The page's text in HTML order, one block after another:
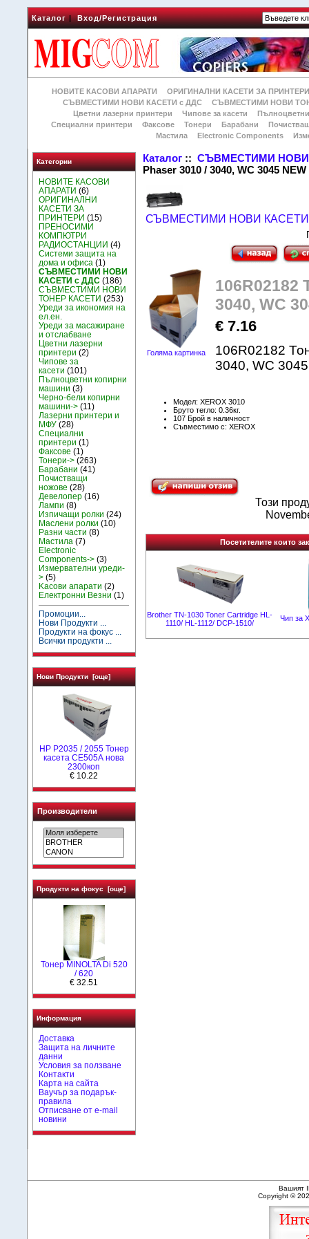
Каталог|Вход/Регистрация
НОВИТЕ КАСОВИ АПАРАТИ
ОРИГИНАЛНИ КАСЕТИ ЗА
СЪВМЕСТИМИ НОВИ КАСЕТИ с ДДС
СЪВМЕСТИМИ НОВИ
Цветни лазерни принтери
Чипове за касети
Специални принтери
Факсове Тонери Барабани
Мастила
Electronic Components
Категории
НОВИТЕ КАСОВИ
АПАРАТИ (6)
ОРИГИНАЛНИ
КАСЕТИ ЗА
ПРИНТЕРИ (15)
ПРЕНОСИМИ
КОМПЮТРИ
РАДИОСТАНЦИИ (4)
Системи защита на
дома и офиса (1)
СЪВМЕСТИМИ НОВИ
КАСЕТИ с ДДС (186)
СЪВМЕСТИМИ НОВИ
ТОНЕР КАСЕТИ (253)
Уреди за икономия на
ел.ен.
Уреди за масажиране
и отслабване
Цветни лазерни
принтери (2)
Чипове за
касети (101)
Пълноцветни копирни
машини (3)
Черно-бели копирни
машини-> (11)
Лазерни принтери и
МФУ (28)
Специални
принтери (1)
Факсове (1)
Тонери-> (263)
Барабани (41)
Почистващи
ножове (28)
Девелопер (16)
Лампи (8)
Изпичащи ролки (24)
Маслени ролки (10)
Разни части (8)
Мастила (7)
Electronic
Components-> (3)
Измервателни уреди-
> (5)
Kасови апарати (2)
Електронни Везни (1)
Промоции...
Нови Продукти ...
Продукти на фокус ...
Всички продукти ...
Нови Продукти [още]
HP P2035 / 2055 Тонер
касета CE505А нова
2300коп
€ 10.22
Производители
Продукти на фокус [още]
Тонер MINOLTA Di 520
/ 620
€ 32.51
Информация
Доставка
Защита на личните
данни
Условия за ползване
Контакти
Карта на сайта
Ваучър за подарък-
правила
Отписване от e-mail
новини
Каталог ::СЪВМЕСТИМИ НОВИ
Phaser 3010 / 3040, WC 3045 NEW
СЪВМЕСТИМИ НОВИ КАСЕТИ
Голяма картинка
106R02182
3040, WC
€ 7.16
106R02182
3040, WC
Модел: XEROX 3010
Бруто тегло: 0.36кг.
107 Брой в наличност
Съвместимо с: XEROX
Този
Посетителите които
Brother TN-1030 Toner Cartridge HL-
1110/ HL-1112/ DCP-1510/
Чип за
Вашият
Copyright ©